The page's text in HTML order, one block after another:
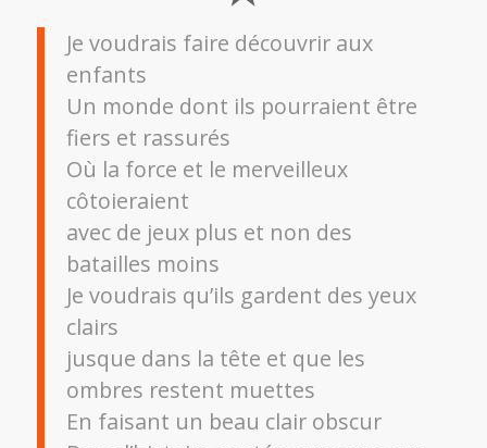
Je voudrais faire découvrir aux
enfants
Un monde dont ils pourraient être
fiers et rassurés
Où la force et le merveilleux
côtoieraient
avec de jeux plus et non des
batailles moins
Je voudrais qu’ils gardent des yeux
clairs
jusque dans la tête et que les
ombres restent muettes
En faisant un beau clair obscur